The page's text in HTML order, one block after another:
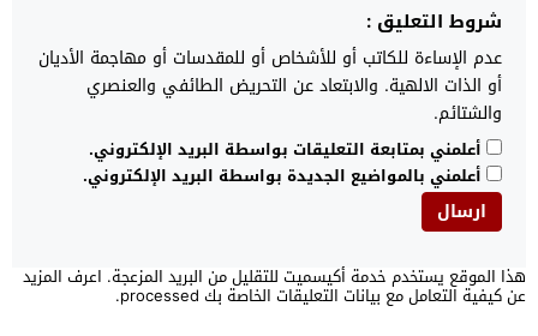
شروط التعليق :
عدم الإساءة للكاتب أو للأشخاص أو للمقدسات أو مهاجمة الأديان
أو الذات الالهية. والابتعاد عن التحريض الطائفي والعنصري
والشتائم.
أعلمني بمتابعة التعليقات بواسطة البريد الإلكتروني.
أعلمني بالمواضيع الجديدة بواسطة البريد الإلكتروني.
هذا الموقع يستخدم خدمة أكيسميت للتقليل من البريد المزعجة. اعرف المزيد
عن كيفية التعامل مع بيانات التعليقات الخاصة بك processed .